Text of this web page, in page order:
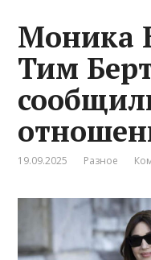
Моника
Тим
19.09.2025 Разное